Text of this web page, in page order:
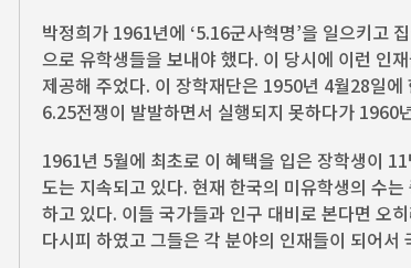
박정희가 1961년에 ‘5.16군사혁명’을 일으키고
으로 유학생들을 보내야 했다. 이 당시에 이런 인
제공해 주었다. 이 장학재단은 1950년 4월28일
6.25전쟁이 발발하면서 실행되지 못하다가 1960
1961년 5월에 최초로 이 혜택을 입은 장학생이
도는 지속되고 있다. 현재 한국의 미유학생의 수
하고 있다. 이들 국가들과 인구 대비로 본다면 오
다시피 하였고 그들은 각 분야의 인재들이 되어서